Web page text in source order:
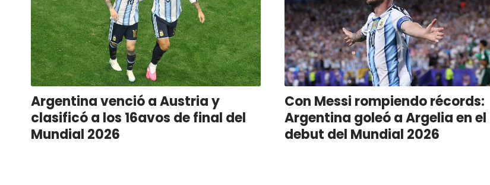
Argentina venció a Austria y
clasificó a los 16avos de final del
Mundial 2026
Con Messi rompiendo récords:
Argentina goleó a Argelia en el
debut del Mundial 2026